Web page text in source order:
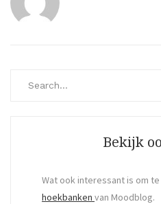
Bekijk
Wat ook interessant is om
hoekbanken van Moodblog.